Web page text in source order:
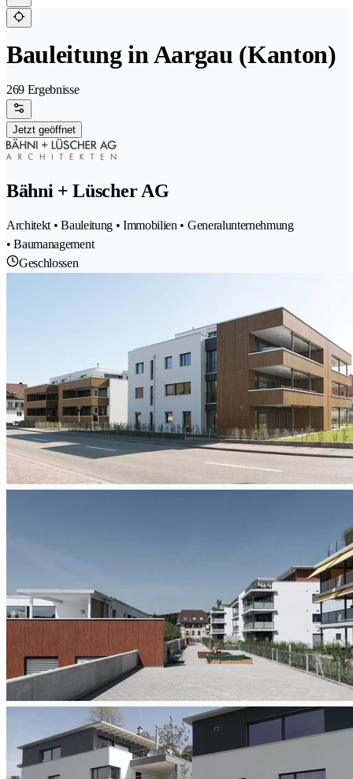
Bauleitung in Aargau (Kanton)
269 Ergebnisse
Jetzt geöffnet
Bähni + Lüscher AG
Architekt • Bauleitung • Immobilien • Generalunternehmung
• Baumanagement
Geschlossen